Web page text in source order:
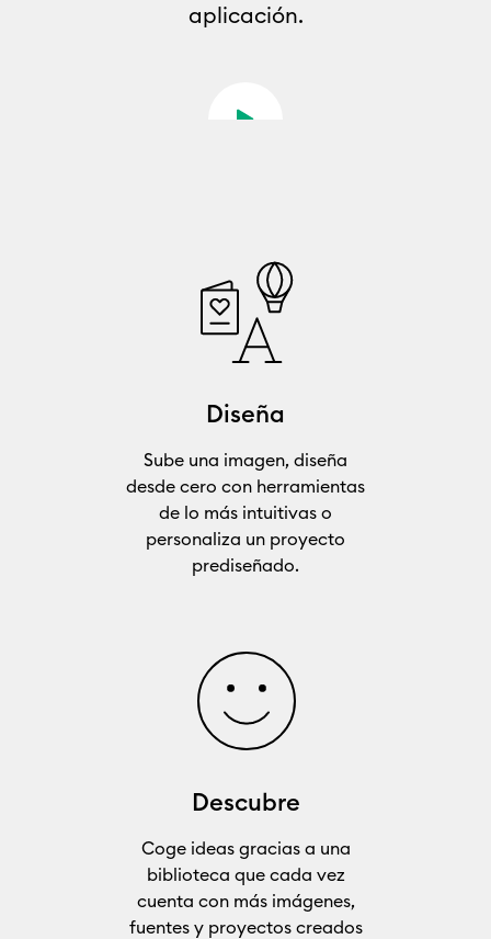
aplicación.
Diseña
Sube una imagen, diseña
desde cero con herramientas
de lo más intuitivas o
personaliza un proyecto
prediseñado.
Descubre
Coge ideas gracias a una
biblioteca que cada vez
cuenta con más imágenes,
fuentes y proyectos creados